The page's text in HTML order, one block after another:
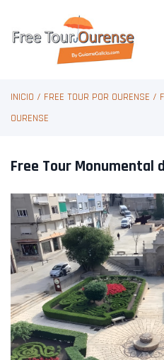
INICIO / FREE TOUR POR OURENSE /
OURENSE
Free Tour Monumental